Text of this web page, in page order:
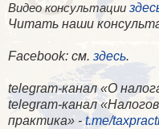
Видео консультации
Читать наши
Facebook: см. здесь.
telegram-канал «О
telegram-канал
практика» -t.me/